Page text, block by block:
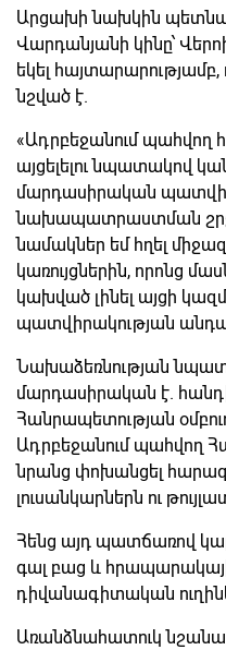
Արցախի նախկին
Վարդանյանի կինը՝
եկել
նշված է.
«Ադրբեջանում պահվող
այցելելու նպատակով
մարդասիրական
նախապատրաստման
նամակներ եմ հղել
կառույցներին, որոնց
կախված լինել այցի
պատվիրակության
Նախաձեռնության
մարդասիրական է.
Հանրապետության
Ադրբեջանում պահվող
նրանց փոխանցել
լուսանկարներն ու
Հենց այդ պատճառով
գալ բաց և
դիվանագիտական
Առանձնահատուկ